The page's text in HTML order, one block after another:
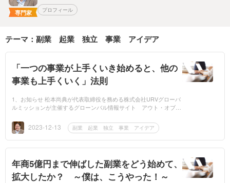
専門家 プロフィール
テーマ：副業 起業 独立 事業 アイデア
「一つの事業が上手くいき始めると、他の
事業も上手くいく」法則
1、お知らせ 松本尚典が代表取締役を務める株式会社URVグローバ
ルミッションが主催するグローンバル情報サイト アウト・オブ・
業成長軌道編に...
2023-12-13 副業 起業 独立 事業 アイデア
年商5億円まで伸ばした副業をどう始めて、
拡大したか？ ～僕は、こうやった！～